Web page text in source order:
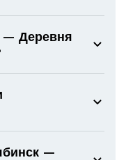
— Деревня
—